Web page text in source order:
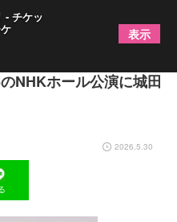
オリニスト コンサート
NHKホール公演に城田
2026.5.30
- チケッ
表示